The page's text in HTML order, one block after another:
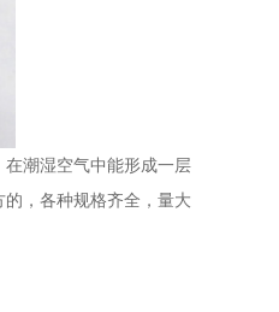
潮湿空气中能形成一层
，各种规格齐全，量大